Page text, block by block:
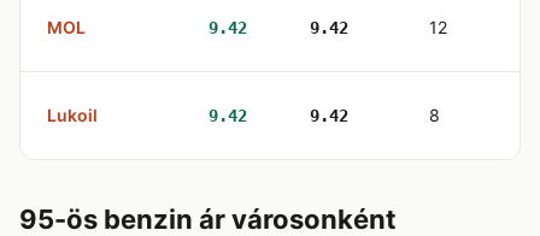
MOL 9.42 9.42 12
Lukoil 9.42 9.42 8
95-ös benzin ár városonként